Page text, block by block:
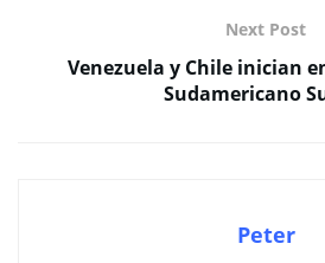
Next Post
Venezuela y Chile inician
Sudamericano
Peter